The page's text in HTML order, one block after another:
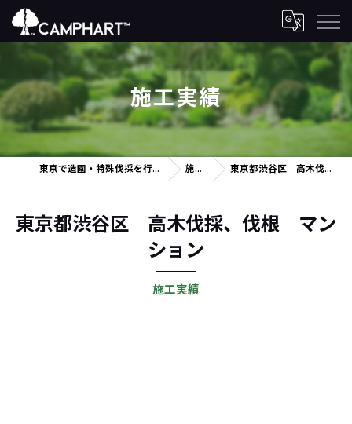
施工実績
東京で造園・特殊伐採を行うカンファルト株式会社 施工実績 東京都渋谷区 高木伐採、伐根 マンション
施工実績
東京都渋谷区 高木伐採、伐根 マン
ション